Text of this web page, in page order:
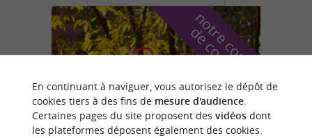
n
o
t
r
e
c
o
u
p
d
e
c
o
e
u
r
En continuant à naviguer, vous autorisez le dépôt de
cookies tiers à des fins de mesure d'audience.
Certaines pages du site proposent des vidéosdont
les plateformes déposent également des cookies.